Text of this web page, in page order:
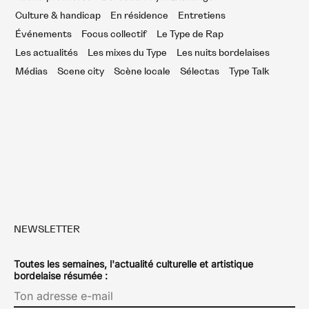
Culture & handicap
En résidence
Entretiens
Événements
Focus collectif
Le Type de Rap
Les actualités
Les mixes du Type
Les nuits bordelaises
Médias
Scene city Scène locale Sélectas Type Talk
NEWSLETTER
Toutes les semaines, l'actualité culturelle et artistique
bordelaise résumée :